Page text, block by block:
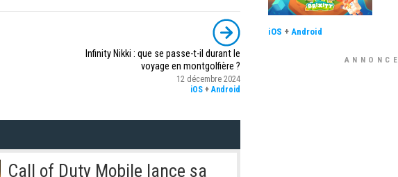
Infinity Nikki : que se passe-t-il durant le
voyage en montgolfière ?
12 décembre 2024
iOS + Android
Call of Duty Mobile lance sa
iOS + Android
ANNONCE